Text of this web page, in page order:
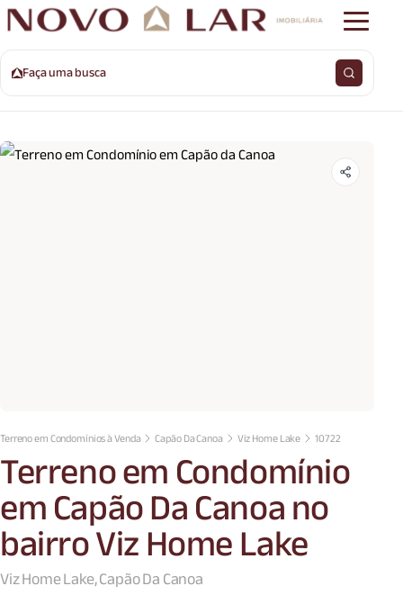
Faça uma busca
Terreno em Condomínios à Venda Capão Da Canoa Viz Home Lake 10722
Terreno em Condomínio
em Capão Da Canoa no
bairro Viz Home Lake
Viz Home Lake, Capão Da Canoa